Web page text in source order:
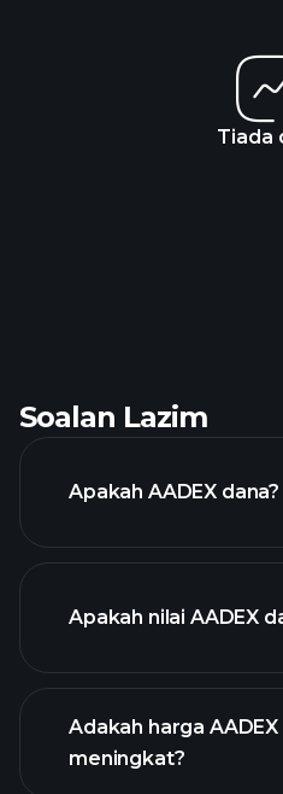
Tiada
Soalan Lazim
Apakah AADEX dana?
Apakah nilai AADEX
Adakah harga AADEX
meningkat?